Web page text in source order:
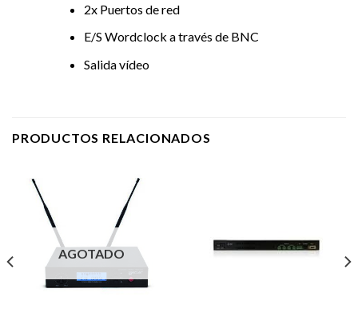
2x Puertos de red
E/S Wordclock a través de BNC
Salida vídeo
PRODUCTOS RELACIONADOS
AGOTADO